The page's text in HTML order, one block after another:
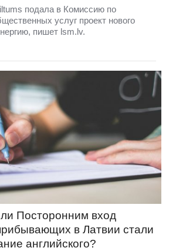
подала в Комиссию по
услуг проект нового
пишет lsm.lv.
Посторонним вход
в Латвии стали
английского?